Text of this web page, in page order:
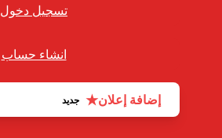
تسجيل دخول
انشاء حساب
إضافة إعلان★ جديد